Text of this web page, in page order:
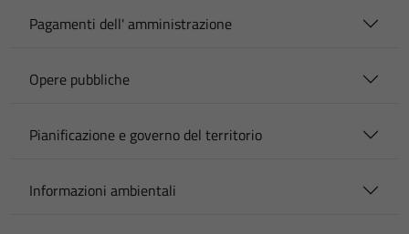
Pagamenti dell' amministrazione
Opere pubbliche
Pianificazione e governo del territorio
Informazioni ambientali